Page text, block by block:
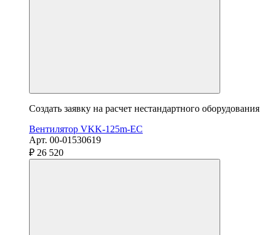
Создать заявку на расчет нестандартного оборудования
Вентилятор VKK-125m-EC
Арт. 00-01530619
₽ 26 520